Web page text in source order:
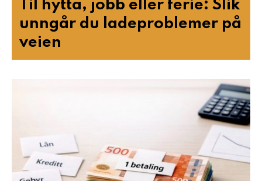
Til hytta, jobb eller ferie: Slik
unngår du ladeproblemer på
veien